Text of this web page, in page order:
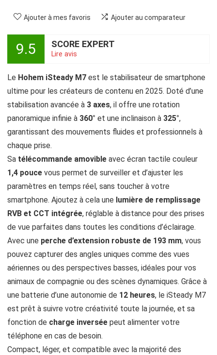
Ajouter à mes favoris Ajouter au comparateur
9.5 SCORE EXPERT
Lire avis
Le Hohem iSteady M7 est le stabilisateur de smartphone
ultime pour les créateurs de contenu en 2025. Doté d’une
stabilisation avancée à 3 axes, il offre une rotation
panoramique infinie à 360° et une inclinaison à 325°,
garantissant des mouvements fluides et professionnels à
chaque prise.
Sa télécommande amovible avec écran tactile couleur
1,4 pouce vous permet de surveiller et d’ajuster les
paramètres en temps réel, sans toucher à votre
smartphone. Ajoutez à cela une lumière de remplissage
RVB et CCT intégrée, réglable à distance pour des prises
de vue parfaites dans toutes les conditions d’éclairage.
Avec une perche d’extension robuste de 193 mm, vous
pouvez capturer des angles uniques comme des vues
aériennes ou des perspectives basses, idéales pour vos
animaux de compagnie ou des scènes dynamiques. Grâce à
une batterie d’une autonomie de 12 heures, le iSteady M7
est prêt à suivre votre créativité toute la journée, et sa
fonction de charge inversée peut alimenter votre
téléphone en cas de besoin.
Compact, léger, et compatible avec la majorité des